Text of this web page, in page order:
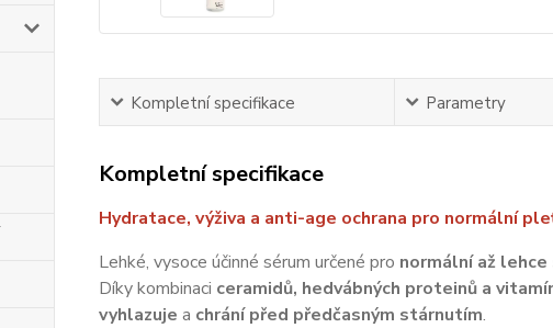
Kompletní specifikace Parametry
Kompletní specifikace
Hydratace, výživa a anti-age ochrana pro normální
Lehké, vysoce účinné sérum určené pro normální až
Díky kombinaci ceramidů, hedvábných proteinů a
vyhlazuje a chrání před předčasným stárnutím.